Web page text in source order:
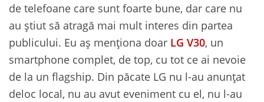
de telefoane care sunt foarte bune, dar care nu
au știut să atragă mai mult interes din partea
publicului. Eu aș menționa doar LG V30, un
smartphone complet, de top, cu tot ce ai nevoie
de la un flagship. Din păcate LG nu l-au anunțat
deloc local, nu au avut eveniment cu el, nu l-au